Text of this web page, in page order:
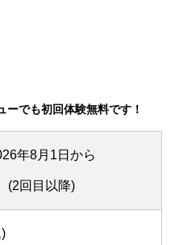
ーでも初回体験無料です！
年8月1日から
(2回目以降)